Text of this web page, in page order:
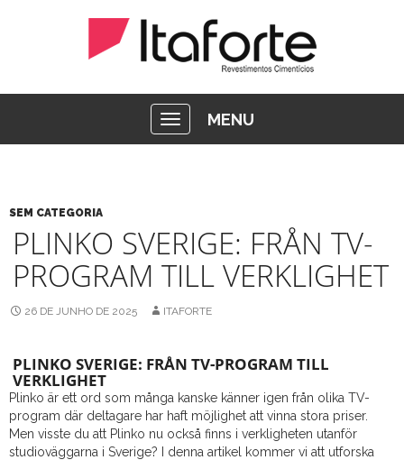
MENU
SEM CATEGORIA
PLINKO SVERIGE: FRÅN TV-
PROGRAM TILL VERKLIGHET
26 DE JUNHO DE 2025 ITAFORTE
PLINKO SVERIGE: FRÅN TV-PROGRAM TILL
VERKLIGHET
Plinko är ett ord som många kanske känner igen från olika TV-
program där deltagare har haft möjlighet att vinna stora priser.
Men visste du att Plinko nu också finns i verkligheten utanför
studioväggarna i Sverige? I denna artikel kommer vi att utforska